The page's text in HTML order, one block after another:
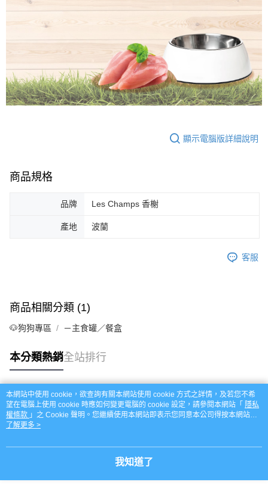
顯示電腦版詳細說明
商品規格
品牌 Les Champs 香榭
產地 波蘭
客服
商品相關分類 (1)
🐶狗狗專區 －主食罐／餐盒
本分類熱銷全站排行
熱門標籤
本網站中使用 cookie，欲查詢有關本網站使用 cookie 方式之詳情，及若您不希
望在電腦上使用 cookie 時應如何變更電腦的 cookie 設定，請參閱本網站「 隱私
權條款 」之 Cookie 聲明。您繼續使用本網站即表示您同意本公司得按本網站使
用條款之 Cookie 聲明使用 cookie。
了解更多 >
我知道了